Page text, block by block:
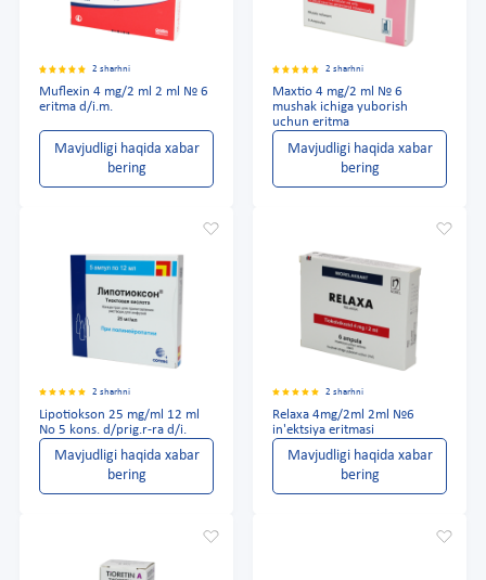
2 sharhni
Muflexin 4 mg/2 ml 2 ml № 6
eritma d/i.m.
Mavjudligi haqida xabar
bering
2 sharhni
Maxtio 4 mg/2 ml № 6
mushak ichiga yuborish
uchun eritma
Mavjudligi haqida xabar
bering
2 sharhni
Lipotiokson 25 mg/ml 12 ml
No 5 kons. d/prig.r-ra d/i.
Mavjudligi haqida xabar
bering
2 sharhni
Relaxa 4mg/2ml 2ml №6
in'ektsiya eritmasi
Mavjudligi haqida xabar
bering